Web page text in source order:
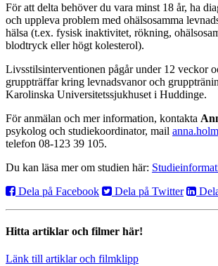
För att delta behöver du vara minst 18 år, ha
och uppleva problem med ohälsosamma
hälsa (t.ex. fysisk inaktivitet, rökning,
blodtryck eller högt kolesterol).
Livsstilsinterventionen pågår under 12 veckor
gruppträffar kring levnadsvanor och
Karolinska Universitetssjukhuset i Huddinge.
För anmälan och mer information, kontakta
psykolog och studiekoordinator, mail
telefon 08-123 39 105.
Du kan läsa mer om studien här:
Dela på Facebook
Dela på Twitter
Hitta artiklar och filmer här!
Länk till artiklar och filmklipp